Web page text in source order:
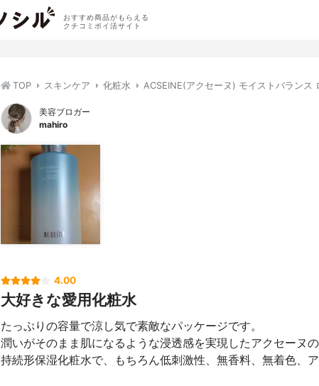
おすすめ商品がもらえる
クチコミポイ活サイト
TOP スキンケア 化粧水 ACSEINE(アクセーヌ) モイストバランス
美容ブロガー
mahiro
4.00
大好きな愛用化粧水
たっぷりの容量で涼し気で素敵なパッケージです。
潤いがそのまま肌になるような浸透感を実現したアクセーヌの
持続形保湿化粧水で、もちろん低刺激性、無香料、無着色、ア